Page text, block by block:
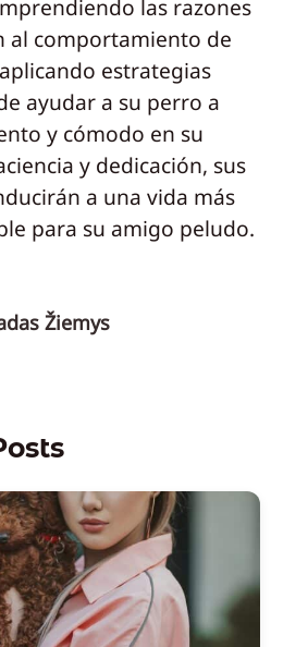
las razones
al comportamiento de
estrategias
ayudar a su perro a
y cómodo en su
y dedicación, sus
a una vida más
para su amigo peludo.
Žiemys